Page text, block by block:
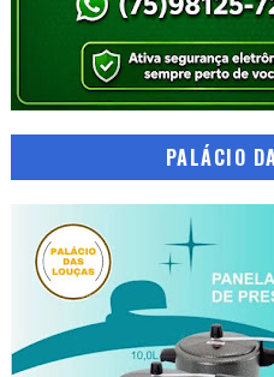
PALÁCIO